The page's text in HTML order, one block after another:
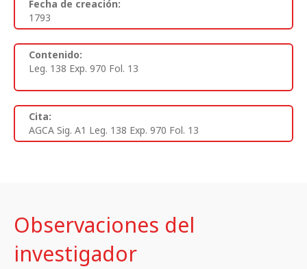
Fecha de creación:
1793
Contenido:
Leg. 138 Exp. 970 Fol. 13
Cita:
AGCA Sig. A1 Leg. 138 Exp. 970 Fol. 13
Observaciones del
investigador